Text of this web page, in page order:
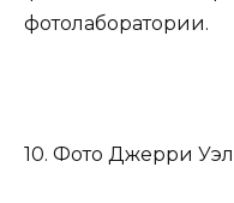
фотолаборатории.
10. Фото Джерри